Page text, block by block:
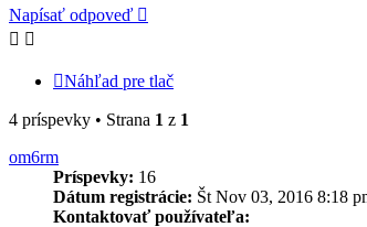
Napísať odpoveď
Náhľad pre tlač
4 príspevky • Strana 1 z 1
om6rm
Príspevky: 16
Dátum registrácie: Št Nov 03, 2016 8:18
Kontaktovať používateľa: